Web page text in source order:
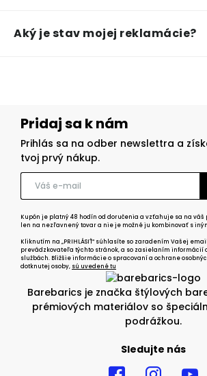
Aký je stav mojej reklamácie?
Barebarics je značka štýlových
prémiových materiálov so
podrážkou.
Sledujte nás
Pridaj sa k nám
Prihlás sa na odber newslettra a
tvoj prvý nákup.
Kupón je platný 48 hodín od doručenia a vzťahuje sa na
len na nezľavnený tovar a nie je možné ju kombinovať s
Kliknutím na „PRIHLÁSIŤ“ súhlasíte so zaradením Vašej
prevádzkovateľa týchto stránok, a so zasielaním informácií
službách. Bližšie informácie o spracovaní a ochrane
dotknutej osoby, sú uvedené tu